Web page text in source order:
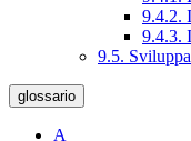
9.4.2.
9.4.3.
9.5.
glossario
A